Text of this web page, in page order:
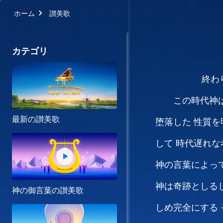
ホーム 讃美歌
カテゴリ
最新の讃美歌
神の御言葉の讃美歌
終わ
この時代神
堕落した性質
して 時代遅れ
神の言葉によっ
神は奇跡としる
しめ完全にする